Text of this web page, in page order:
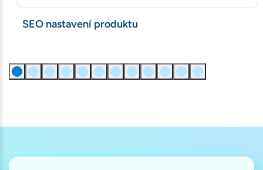
SEO nastavení produktu